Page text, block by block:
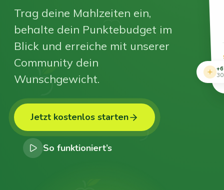
Trag deine Mahlzeiten ein,
behalte dein Punktebudget im
Blick und erreiche mit unserer
Community dein
Wunschgewicht.
Jetzt kostenlos starten
So funktioniert’s